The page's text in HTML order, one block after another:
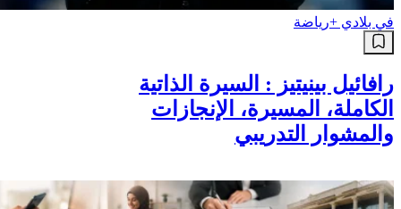
في بلادي +رياضة
رافائيل بينيتيز : السيرة الذاتية
الكاملة، المسيرة، الإنجازات
والمشوار التدريبي